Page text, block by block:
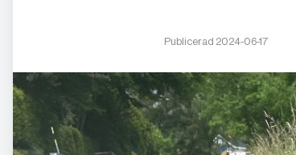
Publicerad 2024-06-17